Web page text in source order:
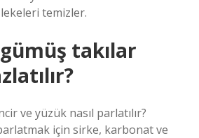
temizler.
takılar
ve yüzük nasıl parlatılır?
için sirke, karbonat ve